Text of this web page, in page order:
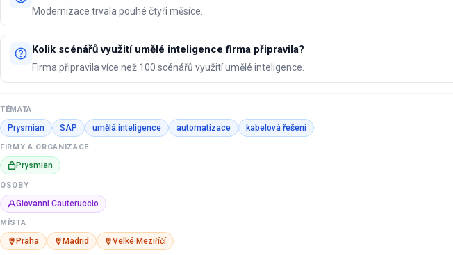
Modernizace trvala pouhé čtyři měsíce.
Kolik scénářů využití umělé inteligence firma připravila?
Firma připravila více než 100 scénářů využití umělé inteligence.
TÉMATA
Prysmian SAP umělá inteligence automatizace kabelová řešení
FIRMY A ORGANIZACE
Prysmian
OSOBY
Giovanni Cauteruccio
MÍSTA
Praha Madrid Velké Meziříčí